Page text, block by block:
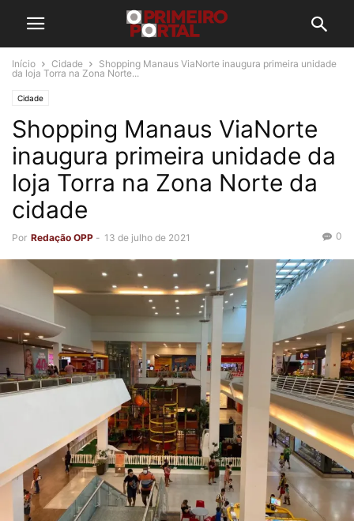
Início Cidade
Shopping Manaus ViaNorte inaugura primeira unidade
da loja Torra na Zona Norte...
Cidade
Shopping Manaus ViaNorte
inaugura primeira unidade da
loja Torra na Zona Norte da
cidade
Por Redação OPP - 13 de julho de 2021 0